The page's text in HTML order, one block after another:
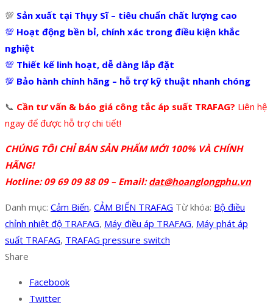
💯 Sản xuất tại Thụy Sĩ – tiêu chuẩn chất lượng cao
💯 Hoạt động bền bỉ, chính xác trong điều kiện khắc
nghiệt
💯 Thiết kế linh hoạt, dễ dàng lắp đặt
💯 Bảo hành chính hãng – hỗ trợ kỹ thuật nhanh chóng
📞 Cần tư vấn & báo giá công tắc áp suất TRAFAG? Liên hệ
ngay để được hỗ trợ chi tiết!
CHÚNG TÔI CHỈ BÁN SẢN PHẨM MỚI 100% VÀ CHÍNH
HÃNG!
Hotline: 09 69 09 88 09 – Email:dat@hoanglongphu.vn
Danh mục: Cảm Biến, CẢM BIẾN TRAFAG Từ khóa: Bộ điều
chỉnh nhiệt độ TRAFAG, Máy điều áp TRAFAG, Máy phát áp
suất TRAFAG, TRAFAG pressure switch
Share
Facebook
Twitter